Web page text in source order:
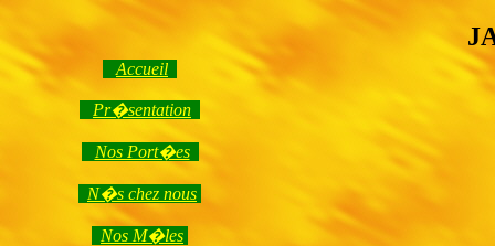
Accueil
Pr�sentation
Nos Port�es
N�s chez nous
Nos M�les